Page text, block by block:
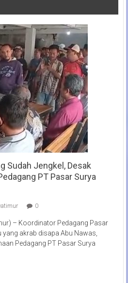
Sudah Jengkel, Desak
PT Pasar Surya
0
– Koordinator Pedagang Pasar
akrab disapa Abu Nawas,
Pedagang PT Pasar Surya